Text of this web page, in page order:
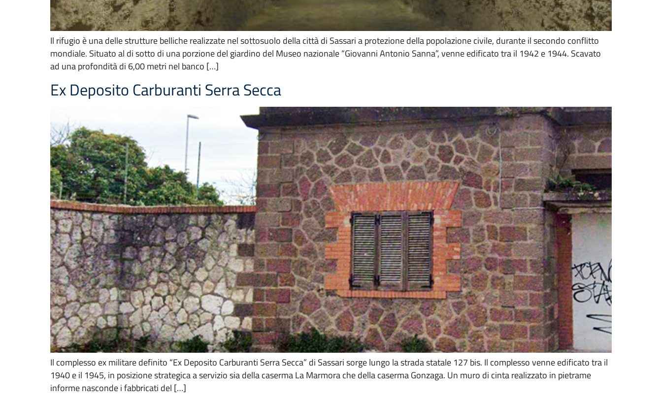
Il rifugio è una delle strutture belliche realizzate nel sottosuolo della città di Sassari a protezione della popolazione civile, durante il secondo conflitto
mondiale. Situato al di sotto di una porzione del giardino del Museo nazionale “Giovanni Antonio Sanna”, venne edificato tra il 1942 e 1944. Scavato
ad una profondità di 6,00 metri nel banco […]
Ex Deposito Carburanti Serra Secca
Il complesso ex militare definito “Ex Deposito Carburanti Serra Secca” di Sassari sorge lungo la strada statale 127 bis. Il complesso venne edificato tra il
1940 e il 1945, in posizione strategica a servizio sia della caserma La Marmora che della caserma Gonzaga. Un muro di cinta realizzato in pietrame
informe nasconde i fabbricati del […]